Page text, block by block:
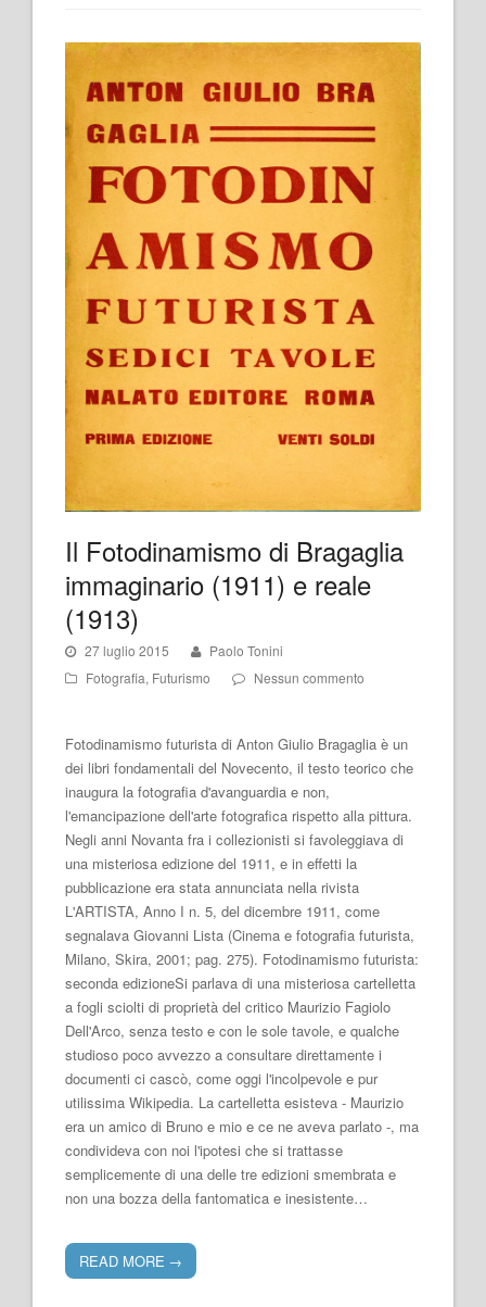
Il Fotodinamismo di Bragaglia
immaginario (1911) e reale
(1913)
27 luglio 2015
Paolo Tonini
Fotografia, Futurismo Nessun commento
Fotodinamismo futurista di Anton Giulio Bragaglia è un
dei libri fondamentali del Novecento, il testo teorico che
inaugura la fotografia d'avanguardia e non,
l'emancipazione dell'arte fotografica rispetto alla pittura.
Negli anni Novanta fra i collezionisti si favoleggiava di
una misteriosa edizione del 1911, e in effetti la
pubblicazione era stata annunciata nella rivista
L'ARTISTA, Anno I n. 5, del dicembre 1911, come
segnalava Giovanni Lista (Cinema e fotografia futurista,
Milano, Skira, 2001; pag. 275). Fotodinamismo futurista:
seconda edizioneSi parlava di una misteriosa cartelletta
a fogli sciolti di proprietà del critico Maurizio Fagiolo
Dell'Arco, senza testo e con le sole tavole, e qualche
studioso poco avvezzo a consultare direttamente i
documenti ci cascò, come oggi l'incolpevole e pur
utilissima Wikipedia. La cartelletta esisteva - Maurizio
era un amico di Bruno e mio e ce ne aveva parlato -, ma
condivideva con noi l'ipotesi che si trattasse
semplicemente di una delle tre edizioni smembrata e
non una bozza della fantomatica e inesistente…
READ MORE →